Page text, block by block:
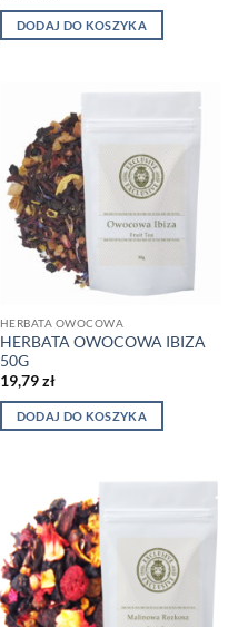
DODAJ DO KOSZYKA
HERBATA OWOCOWA
HERBATA OWOCOWA IBIZA
50G
19,79zł
DODAJ DO KOSZYKA